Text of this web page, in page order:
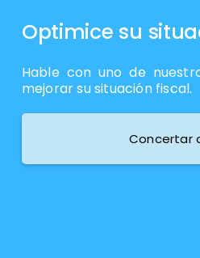
Optimice su
Hable con uno de
mejorar su situación fiscal.
Concertar